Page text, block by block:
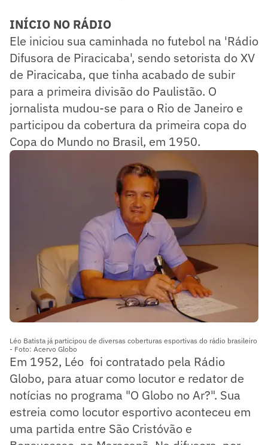
INÍCIO NO RÁDIO
Ele iniciou sua caminhada no futebol na 'Rádio
Difusora de Piracicaba', sendo setorista do XV
de Piracicaba, que tinha acabado de subir
para a primeira divisão do Paulistão. O
jornalista mudou-se para o Rio de Janeiro e
participou da cobertura da primeira copa do
Copa do Mundo no Brasil, em 1950.
Léo Batista já participou de diversas coberturas esportivas do rádio brasileiro
- Foto: Acervo Globo
Em 1952, Léo foi contratado pela Rádio
Globo, para atuar como locutor e redator de
notícias no programa "O Globo no Ar?". Sua
estreia como locutor esportivo aconteceu em
uma partida entre São Cristóvão e